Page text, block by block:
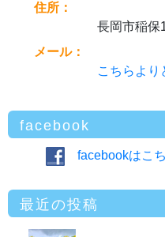
住所：
長岡市稲保
メール：
こちらより
facebook
facebookはこ
最近の投稿